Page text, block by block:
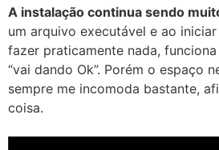
A instalação continua sendo
um arquivo executável e ao
fazer praticamente nada,
“vai dando Ok”. Porém o espaço
sempre me incomoda bastante,
coisa.